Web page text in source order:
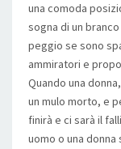
una comoda
sogna di un
peggio se sono
ammiratori e
Quando una
un mulo morto, e
finirà e ci sarà il
uomo o una donna